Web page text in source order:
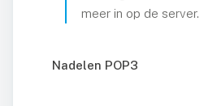
meer in op de server.
Nadelen POP3